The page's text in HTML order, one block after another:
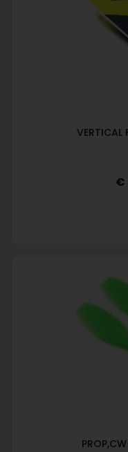
VERTICAL